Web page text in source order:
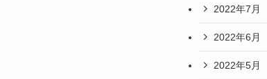
2022年7月
2022年6月
2022年5月